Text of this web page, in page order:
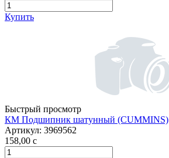
Купить
Быстрый просмотр
КМ Подшипник шатунный (CUMMINS)
Артикул: 3969562
158,00 c